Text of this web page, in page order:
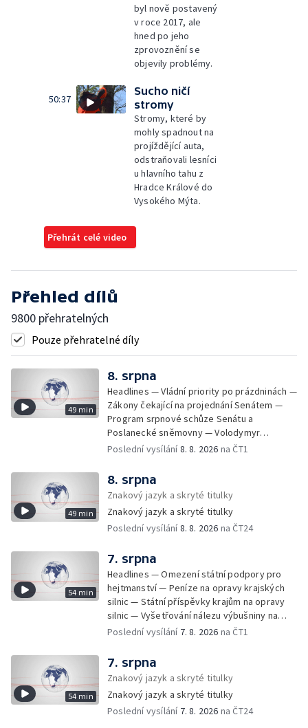
byl nově postavený
v roce 2017, ale
hned po jeho
zprovoznění se
objevily problémy.
50:37
Sucho ničí
stromy
Stromy, které by
mohly spadnout na
projíždějící auta,
odstraňovali lesníci
u hlavního tahu z
Hradce Králové do
Vysokého Mýta.
Přehrát celé video
Přehled dílů
9800 přehratelných
Pouze přehratelné díly
49 min
8. srpna
Headlines — Vládní priority po prázdninách —
Zákony čekající na projednání Senátem —
Program srpnové schůze Senátu a
Poslanecké sněmovny — Volodymyr
Zelenskyj jednal poprvé v Bělehradě —
provoz nelegálních domovů pro seniory —
Populace Česka stárne — Čekací lhůty na
přijetí do domovů pro seniory — Tisza
vybrala kandidáta na prezidenta — Tréninky
soutěžních párů StarDance — Následky
Prahou prošel průvod hrdosti na podporu
sexuálních menšin — Snazší vrácení zboží —
Pátrání na jezeře Most — Bezpečnost na
paddleboardech — Češi hledají chladnější
destinace — Kolik zaplatí Češi za dovolenou
— Cestování se zvířaty — Turistický nápor na
Šumavu — Demolice budovy ve Zlíně —
ministr spravedlnosti USA — Španělsko
zpřísnilo kontroly na hranicích — Česko
zaostává v obnovitelných zdrojích —
Pozorování hvězd na Jizerce — Přeshraniční
Poslední vysílání8. 8. 2026 na ČT1
49 min
8. srpna
Znakový jazyk a skryté titulky
Znakový jazyk a skryté titulky
Poslední vysílání8. 8. 2026 na ČT24
54 min
7. srpna
Headlines — Omezení státní podpory pro
hejtmanství — Peníze na opravy krajských
silnic — Státní příspěvky krajům na opravy
silnic — Vyšetřování nálezu výbušniny na
letišti v Lipsku — Pasové kontroly spojů mezi
budovy ve Zlíně — Pohřeb Milana Knížáka —
Obvinění v kauze Správy železnic — Tržby
ve službách vzrostly — Další útoku
ukrajinských dronů na sklady v Rusku —
Exhumace těl obětí volyňských masakrů —
Poslední vysílání 7. 8. 2026 na ČT1
54 min
7. srpna
Znakový jazyk a skryté titulky
Znakový jazyk a skryté titulky
Poslední vysílání 7. 8. 2026 na ČT24